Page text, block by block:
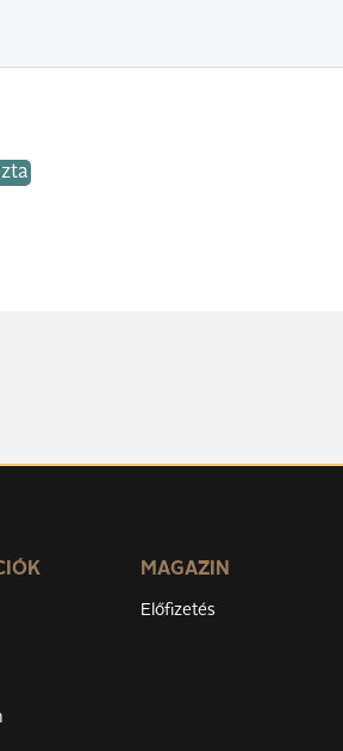
MAGAZIN
Előfizetés